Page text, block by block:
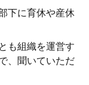
下に育休や産休
も組織を運営す
、聞いていただ